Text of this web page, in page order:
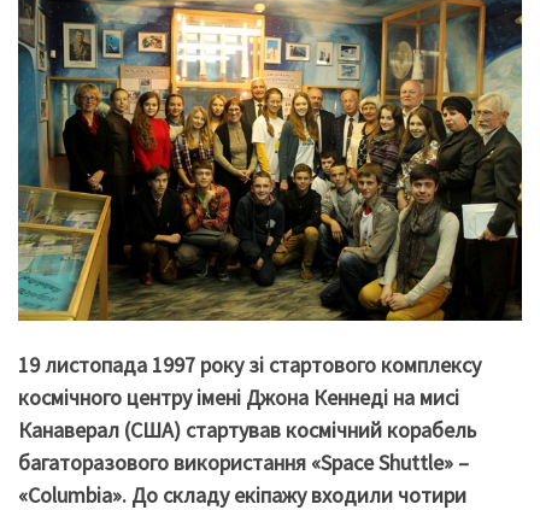
19 листопада 1997 року зі стартового комплексу
космічного центру імені Джона Кеннеді на мисі
Канаверал (США) стартував космічний корабель
багаторазового використання «Space Shuttle» –
«Columbia». До складу екіпажу входили чотири